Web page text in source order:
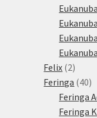
Felix 22
Feringa 4040
Feringa
Feringa